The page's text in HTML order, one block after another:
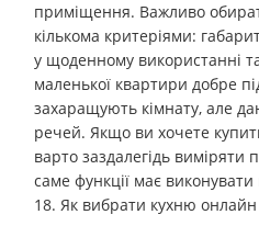
приміщення. Важливо
кількома критеріями:
у щоденному використанні
маленької квартири добре
захаращують кімнату, але
речей. Якщо ви хочете
варто заздалегідь виміряти
саме функції має
18. Як вибрати кухню